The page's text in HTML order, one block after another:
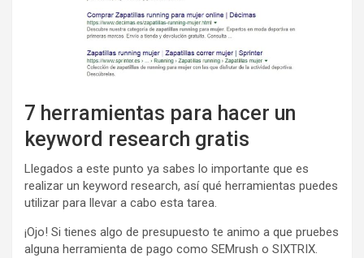
7 herramientas para hacer un
keyword research gratis
Llegados a este punto ya sabes lo importante que es
realizar un keyword research, así qué herramientas puedes
utilizar para llevar a cabo esta tarea.
¡Ojo! Si tienes algo de presupuesto te animo a que pruebes
alguna herramienta de pago como SEMrush o SIXTRIX.